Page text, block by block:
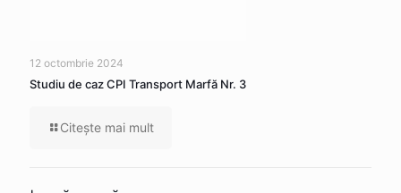
12 octombrie 2024
Studiu de caz CPI Transport Marfă Nr. 3
Citeşte mai mult